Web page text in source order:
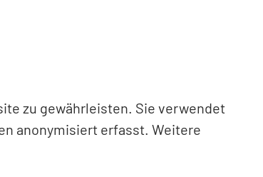
zu gewährleisten. Sie verwendet
anonymisiert erfasst. Weitere